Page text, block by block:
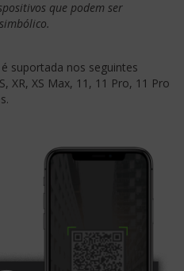
que podem ser
suportada nos seguintes
XR, XS Max, 11, 11 Pro, 11 Pro